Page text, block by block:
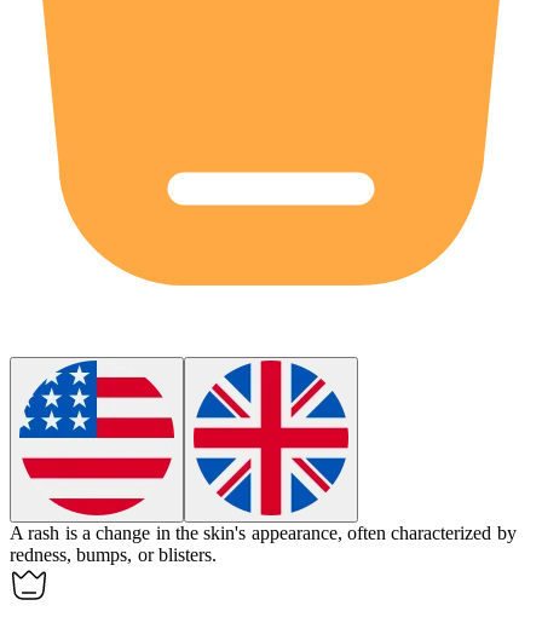
Arash is a change in the skin's appearance, often characterized by
redness, bumps, or blisters.